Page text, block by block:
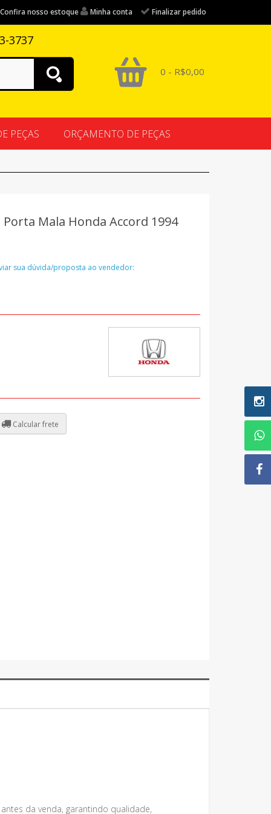
Confira nosso estoque Minha conta Finalizar pedido
3737
0 - R$0,00
PEÇAS ORÇAMENTO DE PEÇAS
Mala Honda Accord 1994
sua dúvida/proposta ao vendedor:
Calcular frete
da venda, garantindo qualidade,